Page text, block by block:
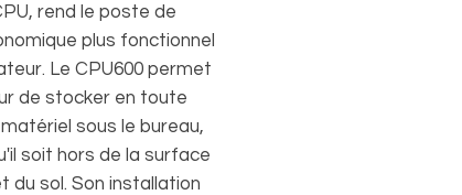
rend le poste de
plus fonctionnel
Le CPU600 permet
de stocker en toute
sous le bureau,
soit hors de la surface
du sol. Son installation